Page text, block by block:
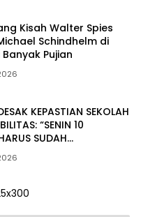
Kisah Walter Spies
Schindhelm di
Pujian
KEPASTIAN SEKOLAH
“SENIN 10
SUDAH